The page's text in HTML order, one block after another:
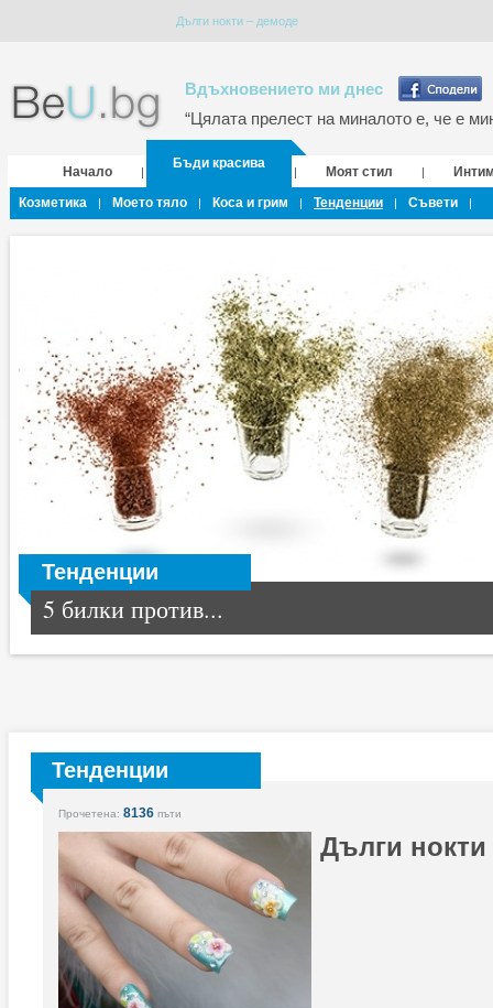
Дълги нокти – демоде
Вдъхновението ми днес
“Цялата прелест на миналото е, че е
Начало |
Бъди красива
| Моят стил |
Козметика
| Моето тяло | Коса и грим | Тенденции | Съвети |
Тенденции
5 билки против...
Тенденции
Прочетена: 8136 пъти
Дълги